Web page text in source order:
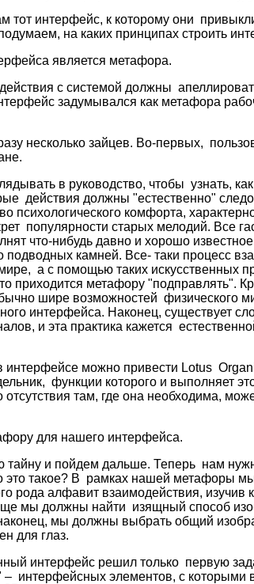
тот интерфейс, к которому они
на каких принципах строить
является метафора.
с системой должны
задумывался как метафора
несколько зайцев. Во-первых,
в руководство, чтобы узнать,
действия должны "естественно"
психологического комфорта,
популярности старых мелодий. Все
что-нибудь давно и хорошо
подводных камней. Все- таки процесс
а с помощью таких искусственных
приходится метафору "подправлять".
шире возможностей физического
интерфейса. Наконец, существует
и эта практика кажется
интерфейсе можно привести Lotus
функции которого и выполняет
там, где она необходима,
для нашего интерфейса.
тайну и пойдем дальше. Теперь нам
это такое? В рамках нашей метафоры
рода алфавит взаимодействия, изучив
мы должны найти изящный способ
мы должны выбрать общий
для глаз.
интерфейс решил только первую
– интерфейсных элементов, с которыми